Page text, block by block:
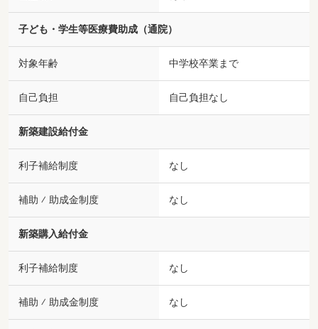
子ども・学生等医療費助成（通院）
対象年齢 中学校卒業まで
自己負担 自己負担なし
新築建設給付金
利子補給制度 なし
補助 ⁄ 助成金制度 なし
新築購入給付金
利子補給制度 なし
補助 ⁄ 助成金制度 なし